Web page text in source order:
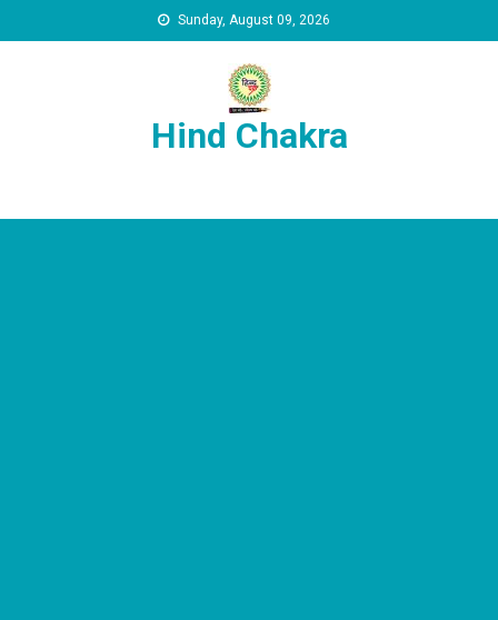
Sunday, August 09, 2026
Hind Chakra